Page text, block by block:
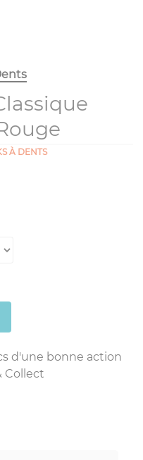
À DENTS
d'une bonne action
Collect